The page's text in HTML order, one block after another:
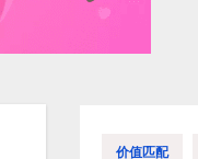
价值匹配